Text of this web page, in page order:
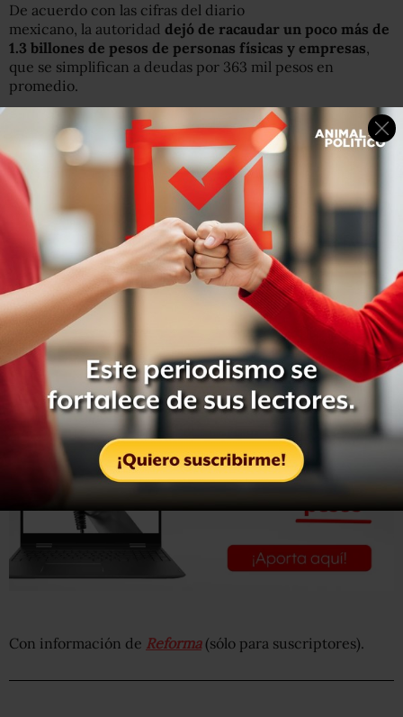
De acuerdo con las cifras del diario
mexicano, la autoridad dejó de racaudar un poco más de
1.3 billones de pesos de personas físicas y empresas,
que se simplifican a deudas por 363 mil pesos en
promedio.
La autoridad fiscal da de baja un adeudo en
varias situaciones: cuando el causante “se pone a mano”,
es decir, paga lo que debe; cuando pierde el juicio con el
que exigía el pago, o cuando se queda sin bienes para
liquidar.
El SAT logró recuperar 138 mil 791 millones de pesos por
medio del pago de los contribuyentes. Aunque fueron
dados de baja, no todos los adeudos están completamente
perdidos.
Con información de Reforma(sólo para suscriptores).